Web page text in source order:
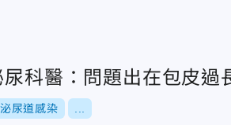
科醫：問題出在包皮過
泌尿道感染